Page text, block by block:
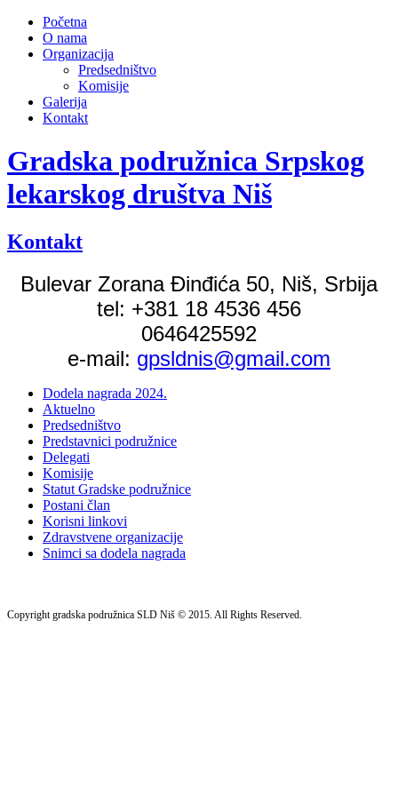
Početna
O nama
Organizacija
Predsedništvo
Komisije
Galerija
Kontakt
Gradska podružnica Srpskog
lekarskog društva Niš
Kontakt
Bulevar Zorana Đinđića 50, Niš, Srbija
tel: +381 18 4536 456
0646425592
e-mail: gpsldnis@gmail.com
Dodela nagrada 2024.
Aktuelno
Predsedništvo
Predstavnici podružnice
Delegati
Komisije
Statut Gradske podružnice
Postani član
Korisni linkovi
Zdravstvene organizacije
Snimci sa dodela nagrada
Copyright gradska podružnica SLD Niš © 2015. All Rights Reserved.